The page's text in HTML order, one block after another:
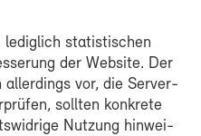
le­dig­lich sta­tis­ti­schen
der Web­site. Der
vor, die Server-​
soll­ten kon­kre­te
Nut­zung hin­wei­